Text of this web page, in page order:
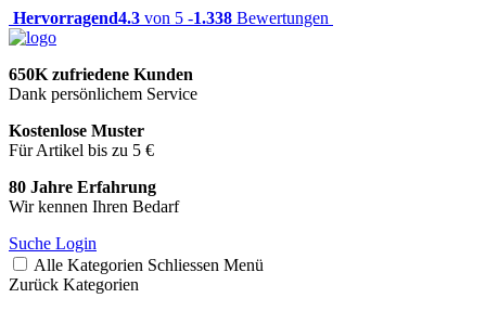
Hervorragend4.3 von 5 -1.338 Bewertungen
650K zufriedene Kunden
Dank persönlichem Service
Kostenlose Muster
Für Artikel bis zu 5 €
80 Jahre Erfahrung
Wir kennen Ihren Bedarf
Suche Login
Alle Kategorien Schliessen Menü
Zurück Kategorien